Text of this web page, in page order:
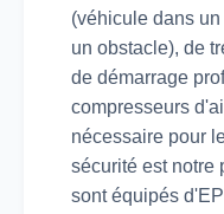
(véhicule dans
un obstacle), de
de démarrage
compresseurs
nécessaire pour
sécurité est notre
sont équipés